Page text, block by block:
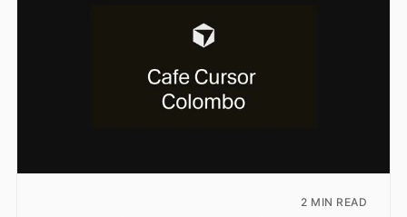
2 MIN READ